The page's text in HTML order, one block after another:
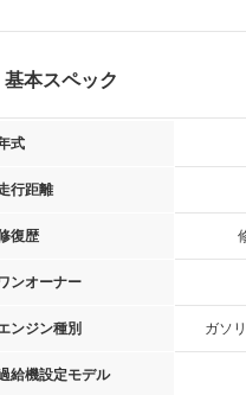
基本スペック
式
行距離
復歴
ンオーナー
ンジン種別 ガソ
給機設定モデル